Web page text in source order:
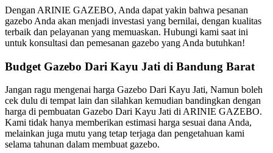
Dengan ARINIE GAZEBO, Anda dapat yakin bahwa pesanan
gazebo Anda akan menjadi investasi yang bernilai, dengan kualitas
terbaik dan pelayanan yang memuaskan. Hubungi kami saat ini
untuk konsultasi dan pemesanan gazebo yang Anda butuhkan!
Budget Gazebo Dari Kayu Jati di Bandung Barat
Jangan ragu mengenai harga Gazebo Dari Kayu Jati, Namun boleh
cek dulu di tempat lain dan silahkan kemudian bandingkan dengan
harga di pembuatan Gazebo Dari Kayu Jati di ARINIE GAZEBO.
Kami tidak hanya memberikan estimasi harga sesuai dana Anda,
melainkan juga mutu yang tetap terjaga dan pengetahuan kami
selama tahunan dalam membuat gazebo.